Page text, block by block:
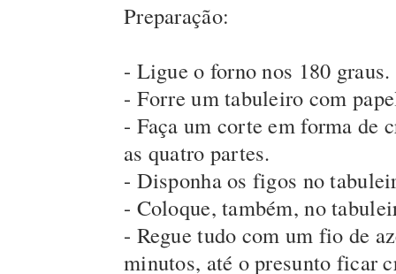
Preparação:
- Ligue o forno nos 180 graus.
- Forre um tabuleiro com
- Faça um corte em forma de
as quatro partes.
- Disponha os figos no
- Coloque, também, no
- Regue tudo com um fio de
minutos, até o presunto ficar